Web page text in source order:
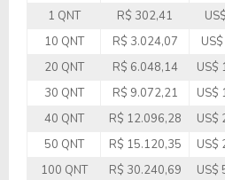
1 QNT
R$ 302,41
10 QNT
R$ 3.024,07
20 QNT
R$ 6.048,14 US$
30 QNT
R$ 9.072,21 US$
40 QNT
R$ 12.096,28 US$
50 QNT
R$ 15.120,35 US$
100 QNT
R$ 30.240,69 US$